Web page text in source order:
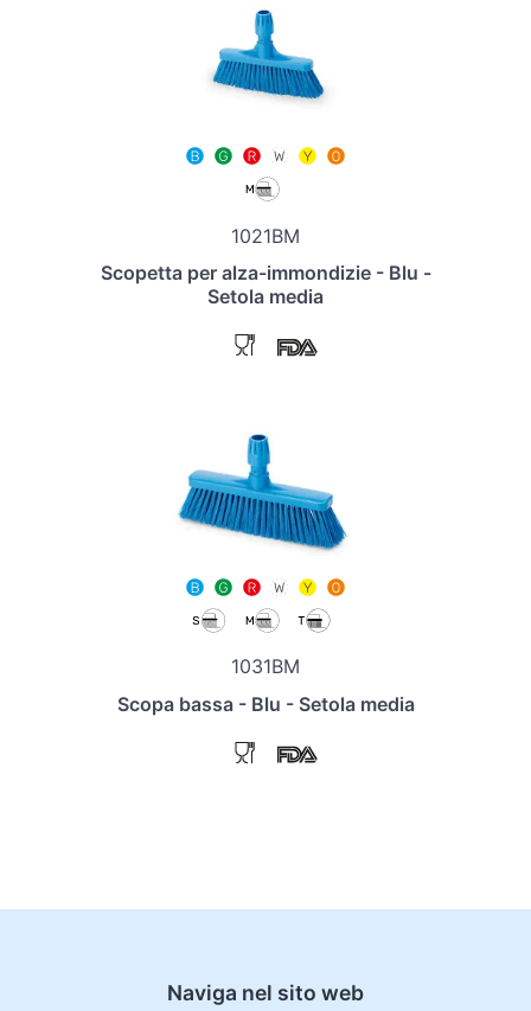
1021BM
Scopetta per alza-immondizie - Blu -
Setola media
1031BM
Scopa bassa - Blu - Setola media
Naviga nel sito web